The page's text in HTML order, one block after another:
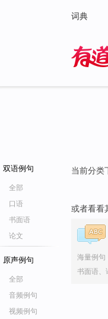
词典
双语例句
全部
口语
书面语
论文
原声例句
全部
音频例句
视频例句
当前分类
或者看看
海量例句
书面语、